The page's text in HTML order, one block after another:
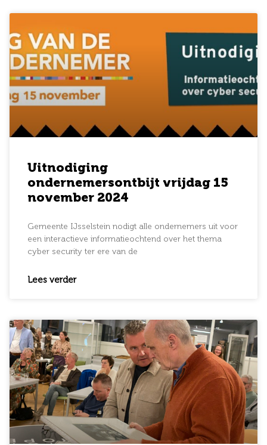
Uitnodiging
ondernemersontbijt vrijdag 15
november 2024
Gemeente IJsselstein nodigt alle ondernemers uit voor
een interactieve informatieochtend over het thema
cyber security ter ere van de
Lees verder